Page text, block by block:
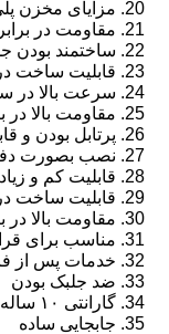
مزایای مخزن
مقاومت در
ساختمند بودن
قابلیت ساخت
سرعت بالا در
مقاومت بالا در
پرتابل بودن و
نصب بصورت
قابلیت کم و
قابلیت ساخت
مقاومت بالا
مناسب برای
خدمات پس از
ضد جلبک بودن
گارانتی ۱۰ ساله
جابجایی ساده